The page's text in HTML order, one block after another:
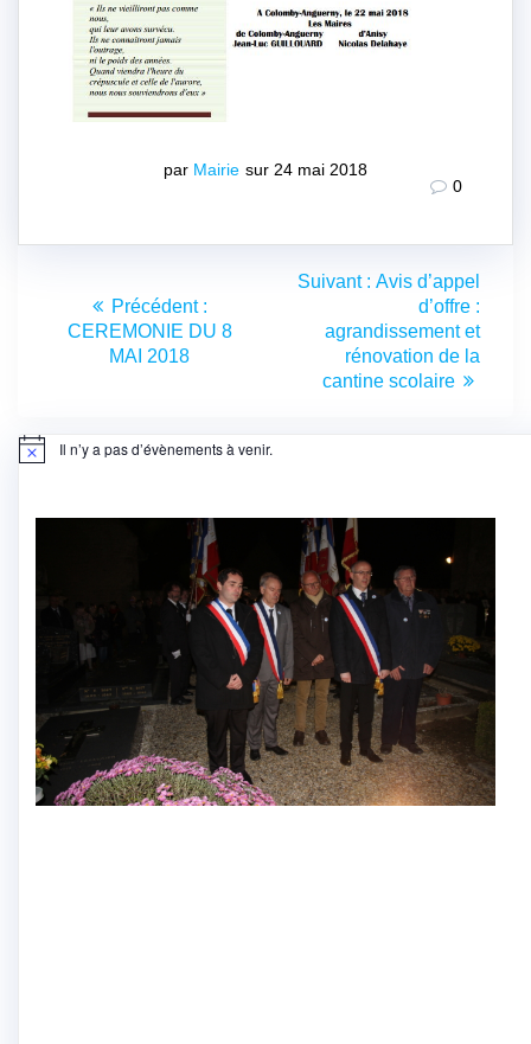
par Mairie sur 24 mai 2018
0
l’article
Précédent :Article
précédent
CEREMONIE DU 8
MAI 2018
Suivant : Article
suivant
:
Avis d’appel
d’offre :
agrandissement et
rénovation de la
cantine scolaire
Notice Il n’y a pas d’évènements à venir.